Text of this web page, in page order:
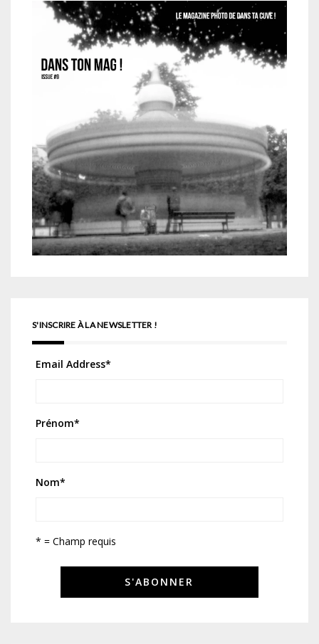
S'INSCRIRE À LA NEWSLETTER !
Email Address*
Prénom*
Nom*
* = Champ requis